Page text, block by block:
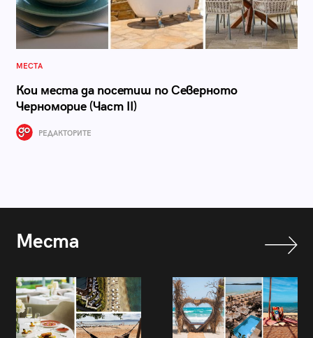
МЕСТА
Кои места да посетиш по Северното
Черноморие (Част II)
РЕДАКТОРИТЕ
Места